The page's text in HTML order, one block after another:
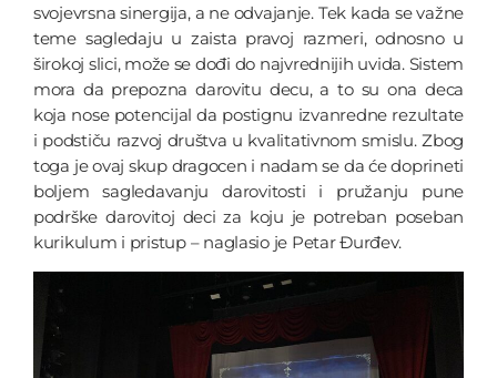
svojevrsna sinergija, a ne odvajanje. Tek kada se važne
teme sagledaju u zaista pravoj razmeri, odnosno u
širokoj slici, može se dođi do najvrednijih uvida. Sistem
mora da prepozna darovitu decu, a to su ona deca
koja nose potencijal da postignu izvanredne rezultate
i podstiču razvoj društva u kvalitativnom smislu. Zbog
toga je ovaj skup dragocen i nadam se da će doprineti
boljem sagledavanju darovitosti i pružanju pune
podrške darovitoj deci za koju je potreban poseban
kurikulum i pristup – naglasio je Petar Đurđev.